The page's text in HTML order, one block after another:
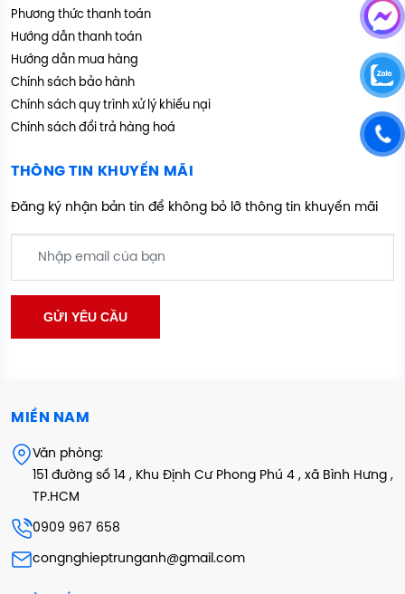
Phương thức thanh toán
Hướng dẫn thanh toán
Hướng dẫn mua hàng
Chính sách bảo hành
Chính sách quy trình xử lý khiếu nại
Chính sách đổi trả hàng hoá
THÔNG TIN KHUYẾN MÃI
Đăng ký nhận bản tin để không bỏ lỡ thông tin khuyến mãi
MIỀN NAM
Văn phòng:
151 đường số 14 , Khu Định Cư Phong Phú 4 , xã Bình Hưng ,
TP.HCM
0909 967 658
congnghieptrunganh@gmail.com